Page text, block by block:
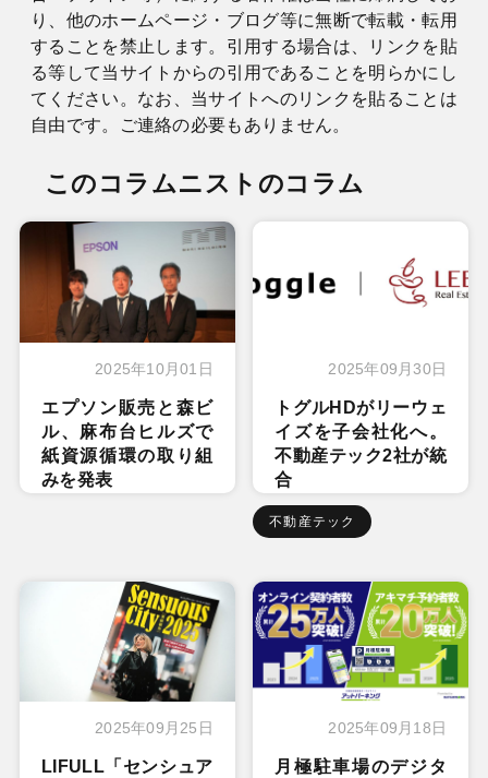
り、他のホームページ・ブログ等に無断で転載・転用
することを禁止します。引用する場合は、リンクを貼
る等して当サイトからの引用であることを明らかにし
てください。なお、当サイトへのリンクを貼ることは
自由です。ご連絡の必要もありません。
このコラムニストのコラム
2025年10月01日
エプソン販売と森ビ
ル、麻布台ヒルズで
紙資源循環の取り組
みを発表
2025年09月30日
トグルHDがリーウェ
イズを子会社化へ。
不動産テック2社が統
合
不動産テック
2025年09月25日
LIFULL「センシュア
2025年09月18日
月極駐車場のデジタ